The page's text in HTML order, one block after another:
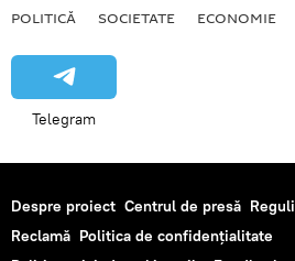
POLITICĂ SOCIETATE ECONOMIE
Telegram
Despre proiect Centrul de presă Reguli
Reclamă Politica de confidențialitate